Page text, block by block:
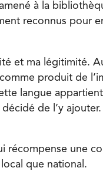
à la
reconnus pour
et ma légitimité.
produit de
langue
de l’y ajouter.
récompense une
que national.